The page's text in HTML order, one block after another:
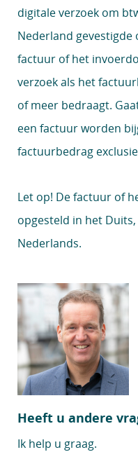
digitale verzoek om
Nederland
factuur of het
verzoek als het
of meer bedraagt.
een factuur worden
factuurbedrag
Let op! De factuur of
opgesteld in het
Nederlands.
Heeft u andere
Ik help u graag.